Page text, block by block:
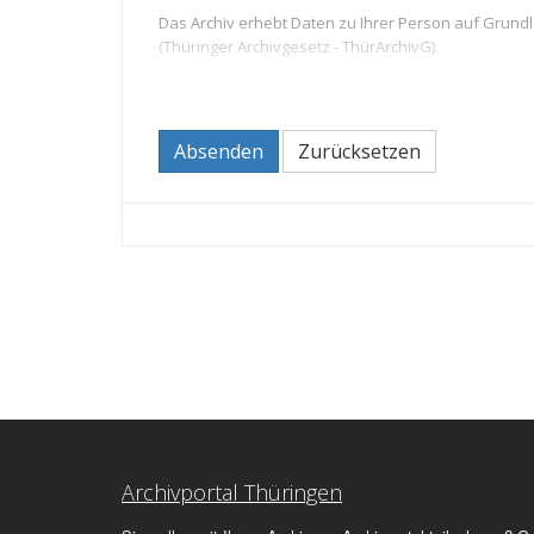
Das Archiv erhebt Daten zu Ihrer Person auf
(Thüringer Archivgesetz - ThürArchivG).
Ihre Einwilligung zur Verarbeitung Ihrer
beim Archiv Auskunft zu den über Sie
sich ggf. beim Thüringer
Die Unterlagen und Daten, die im Rahmen der
Aufbewahrungsfristen vernichtet bzw. gelöscht.
Absenden Zurücksetzen
Archivportal Thüringen